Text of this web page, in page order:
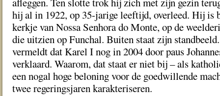
hij al in 1922, op 35-jarige leeftijd, overleed. Hij is
kerkje van Nossa Senhora do Monte, op de
die uitzien op Funchal. Buiten staat zijn
vermeldt dat Karel I nog in 2004 door paus
verklaard. Waarom, dat staat er niet bij – als
een nogal hoge beloning voor de goedwillende
twee regeringsjaren karakteriseren.